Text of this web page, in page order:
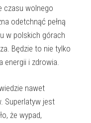
czasu wolnego
odetchnąć pełną
w polskich górach
Będzie to nie tylko
energii i zdrowia.
nawet
Superlatyw jest
że wypad,